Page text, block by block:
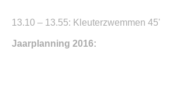
13.10 – 13.55: Kleuterzwemmen 45'
Jaarplanning 2016: